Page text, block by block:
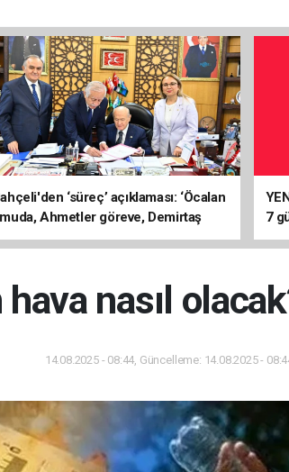
‘süreç’ açıklaması: ‘Öcalan
Ahmetler göreve, Demirtaş
dönmeli’
7
hava nasıl
14.08.2025 - 08:44, Güncelleme: 14.08.2025 -